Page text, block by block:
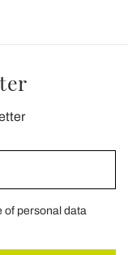
of personal data